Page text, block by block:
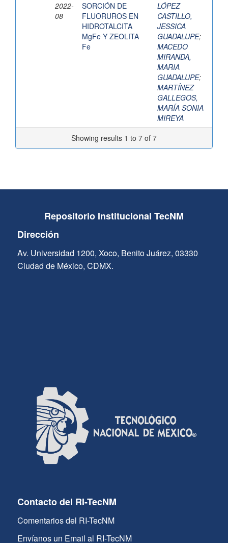
2022-
08
SORCIÓN DE
FLUORUROS EN
HIDROTALCITA
MgFe Y ZEOLITA
Fe
LÓPEZ
CASTILLO,
JESSICA
GUADALUPE;
MACEDO
MIRANDA,
MARIA
GUADALUPE;
MARTÍNEZ
GALLEGOS,
MARÍA SONIA
MIREYA
Showing results 1 to 7 of 7
Repositorio Institucional TecNM
Dirección
Av. Universidad 1200, Xoco, Benito Juárez, 03330
Ciudad de México, CDMX.
Contacto del RI-TecNM
Comentarios del RI-TecNM
Envíanos un Email al RI-TecNM